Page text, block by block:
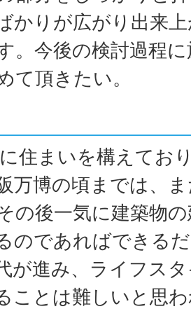
かりが広がり出来
。今後の検討過程
て頂きたい。
住まいを構えてお
万博の頃までは、
の後一気に建築物
のであればできる
が進み、ライフス
ことは難しいと思